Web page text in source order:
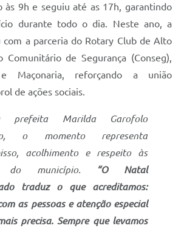
às 9h e seguiu até as 17h, garantindo
durante todo o dia. Neste ano, a
com a parceria do Rotary Club de Alto
Comunitário de Segurança (Conseg),
Maçonaria, reforçando a união
de ações sociais.
prefeita Marilda Garofolo
o momento representa
acolhimento e respeito às
do município.
“O Natal
traduz o que acreditamos:
as pessoas e atenção especial
precisa. Sempre que levamos